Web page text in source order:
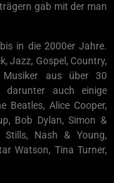
gab mit der man
in die 2000er Jahre.
Jazz, Gospel, Country,
Musiker aus über 30
darunter auch einige
Beatles, Alice Cooper,
Bob Dylan, Simon &
Stills, Nash & Young,
Watson, Tina Turner,